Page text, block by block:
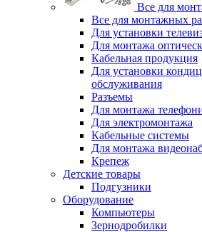
Все для
Все для монтажных
Для установки
Для монтажа
Кабельная продукция
Для установки
обслуживания
Разъемы
Для монтажа
Для электромонтажа
Кабельные системы
Для монтажа
Крепеж
Детские товары
Подгузники
Оборудование
Компьютеры
Зернодробилки